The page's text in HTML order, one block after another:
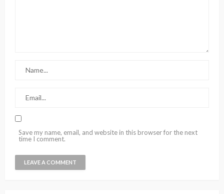
Save my name, email, and website in this browser for the next
time I comment.